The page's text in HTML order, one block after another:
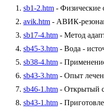
sb1-2.htm - Физические
avik.htm - АВИК-
sb17-4.htm - Метод
sb45-3.htm - Вода -
sb38-4.htm -
sb43-3.htm - Опыт
sb46-1.htm - Открытый
sb43-1.htm -